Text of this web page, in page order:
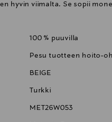
hyvin viimalta. Se sopii
100 % puuvilla
Pesu tuotteen hoito-
BEIGE
Turkki
MET26W053